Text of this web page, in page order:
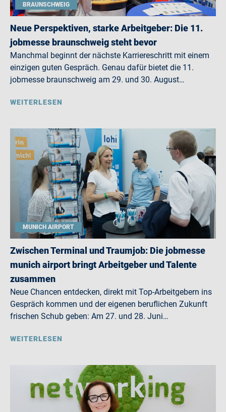
BRAUNSCHWEIG
Neue Perspektiven, starke Arbeitgeber: Die 11.
jobmesse braunschweig steht bevor
Manchmal beginnt der nächste Karriereschritt mit einem
einzigen guten Gespräch. Genau dafür bietet die 11.
jobmesse braunschweig am 29. und 30. August…
WEITERLESEN
MUNICH AIRPORT
Zwischen Terminal und Traumjob: Die jobmesse
munich airport bringt Arbeitgeber und Talente
zusammen
Neue Chancen entdecken, direkt mit Top-Arbeitgebern ins
Gespräch kommen und der eigenen beruflichen Zukunft
frischen Schub geben: Am 27. und 28. Juni…
WEITERLESEN